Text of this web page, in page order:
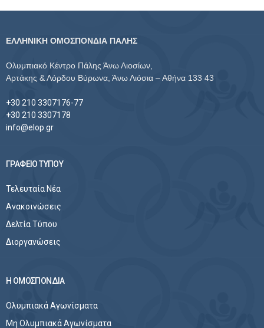
ΕΛΛΗΝΙΚΗ ΟΜΟΣΠΟΝΔΙΑ ΠΑΛΗΣ
Ολυμπιακό Κέντρο Πάλης Άνω Λιοσίων,
Αρτάκης & Λόρδου Βύρωνα, Άνω Λιόσια – Αθήνα 133 43
+30 210 3307176-77
+30 210 3307178
info@elop.gr
ΓΡΑΦΕΙΟ ΤΥΠΟΥ
Τελευταία Νέα
Ανακοινώσεις
Δελτία Τύπου
Διοργανώσεις
Η ΟΜΟΣΠΟΝΔΙΑ
Ολυμπιακά Αγωνίσματα
Μη Ολυμπιακά Αγωνίσματα